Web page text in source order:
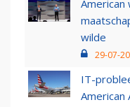
American
wilde
29-07-
IT-
American